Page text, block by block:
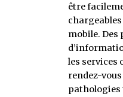
être
mobile.
les services
rendez-
pathologies